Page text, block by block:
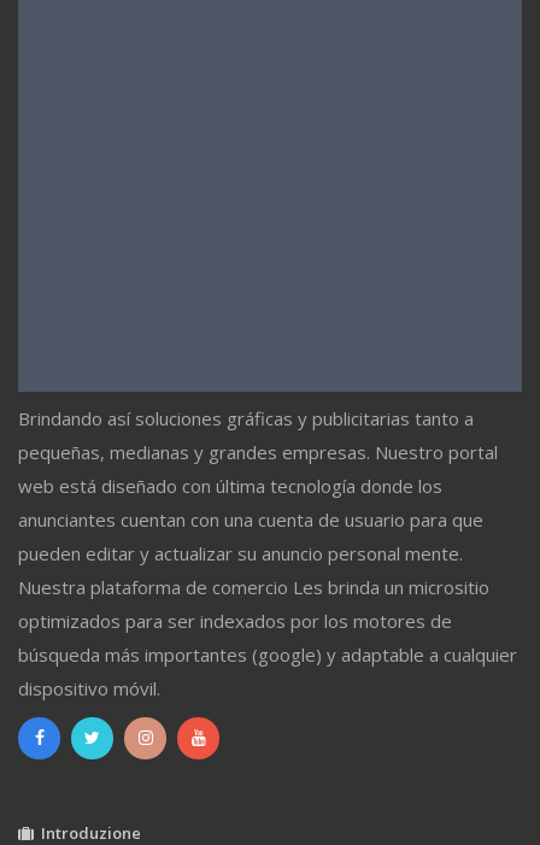
Brindando así soluciones gráficas y publicitarias tanto a
pequeñas, medianas y grandes empresas. Nuestro portal
web está diseñado con última tecnología donde los
anunciantes cuentan con una cuenta de usuario para que
pueden editar y actualizar su anuncio personal mente.
Nuestra plataforma de comercio Les brinda un micrositio
optimizados para ser indexados por los motores de
búsqueda más importantes (google) y adaptable a cualquier
dispositivo móvil.
Introduzione